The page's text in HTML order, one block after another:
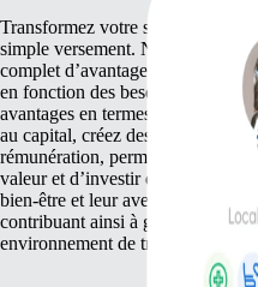
Transformez votre stratégie de
simple versement. Notre
complet d’avantages et de
en fonction des besoins
avantages en termes de santé
au capital, créez des
rémunération, permettent de
valeur et d’investir dans votre
bien-être et leur avenir favorise
contribuant ainsi à garder la
environnement de travail.